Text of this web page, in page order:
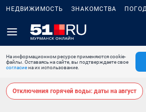
НЕДВИЖИМОСТЬ ЗНАКОМСТВА
На информационном ресурсе применяются cookie-
файлы. Оставаясь на сайте, вы подтверждаете свое
согласиена их использование.
Отключения горячей воды: даты на август